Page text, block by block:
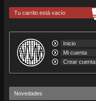
Tu carrito está vacío
Inicio
Mi cuenta
Crear cuenta
Novedades